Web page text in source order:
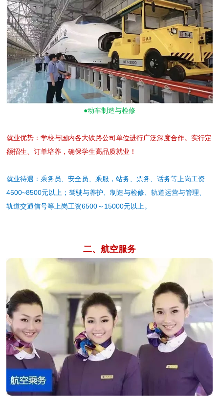
●动车制造与检修
就业优势：学校与国内各大铁路公司单位进行广泛深度合作。实行定
额招生、订单培养，确保学生高品质就业！
就业待遇：乘务员、安全员、乘服，站务、票务、话务等上岗工资
4500~8500元以上；驾驶与养护、制造与检修、轨道运营与管理、
轨道交通信号等上岗工资6500～15000元以上。
二、航空服务